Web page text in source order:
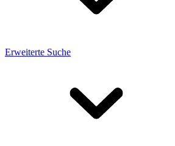
Erweiterte Suche